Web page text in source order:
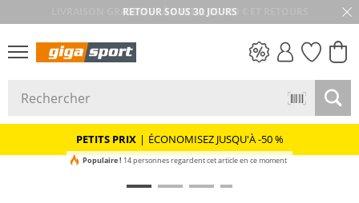
RETOUR SOUS 30 JOURS
PETITS PRIX | ÉCONOMISEZ JUSQU'À -50 %
Populaire ! 14 personnes regardent cet article en ce moment